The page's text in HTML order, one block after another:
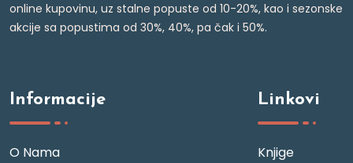
online kupovinu, uz stalne popuste od 10-20%, kao i sezonske
akcije sa popustima od 30%, 40%, pa čak i 50%.
Informacije
O Nama
Linkovi
Knjige